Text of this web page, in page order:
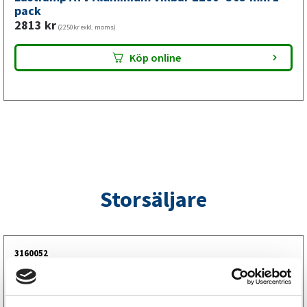
pack
2813 kr (2250kr exkl. moms)
Köp online
Storsäljare
3160052
LGF Skylt Självhäftande
238